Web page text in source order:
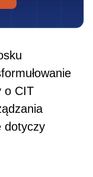
o CIT
dotyczy